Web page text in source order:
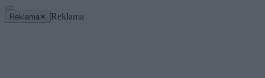
Reklama ✕ Reklama